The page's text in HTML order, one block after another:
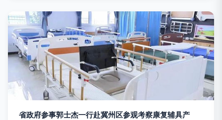
省政府参事郭士杰一行赴冀州区参观考察康复辅具产